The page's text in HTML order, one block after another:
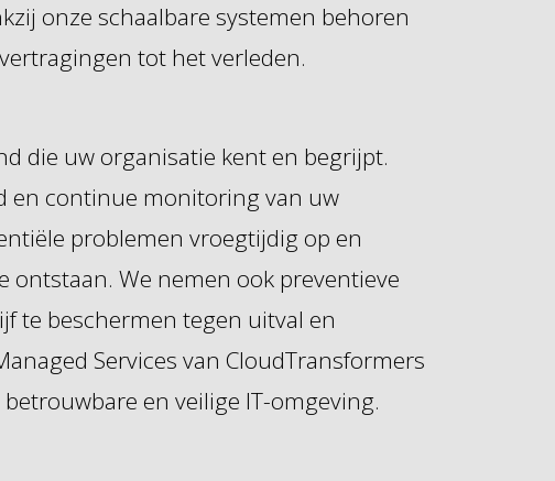
onze schaalbare systemen behoren
tot het verleden.
die uw organisatie kent en begrijpt.
en continue monitoring van uw
problemen vroegtijdig op en
ontstaan. We nemen ook preventieve
te beschermen tegen uitval en
Services van CloudTransformers
en veilige IT-omgeving.